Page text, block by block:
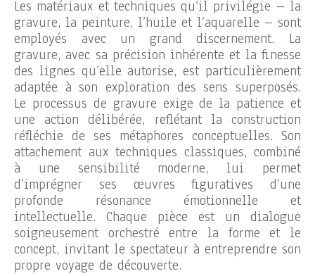
Les matériaux et techniques qu’il privilégie – la
gravure, la peinture, l’huile et l’aquarelle – sont
employés avec un grand discernement. La
gravure, avec sa précision inhérente et la finesse
des lignes qu’elle autorise, est particulièrement
adaptée à son exploration des sens superposés.
Le processus de gravure exige de la patience et
une action délibérée, reflétant la construction
réfléchie de ses métaphores conceptuelles. Son
attachement aux techniques classiques, combiné
à une sensibilité moderne, lui permet
d’imprégner ses œuvres figuratives d’une
profonde résonance émotionnelle et
intellectuelle. Chaque pièce est un dialogue
soigneusement orchestré entre la forme et le
concept, invitant le spectateur à entreprendre son
propre voyage de découverte.